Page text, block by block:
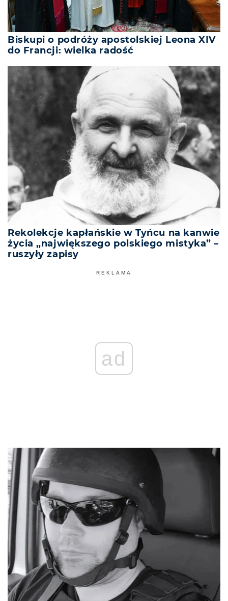
Biskupi o podróży apostolskiej Leona XIV
do Francji: wielka radość
Rekolekcje kapłańskie w Tyńcu na kanwie
życia „największego polskiego mistyka” –
ruszyły zapisy
REKLAMA
ad